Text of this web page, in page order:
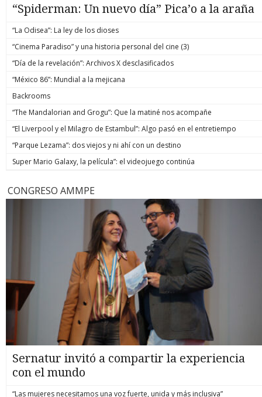
“Spiderman: Un nuevo día” Pica’o a la araña
“La Odisea”: La ley de los dioses
“Cinema Paradiso” y una historia personal del cine (3)
“Día de la revelación”: Archivos X desclasificados
“México 86”: Mundial a la mejicana
Backrooms
“The Mandalorian and Grogu”: Que la matiné nos acompañe
“El Liverpool y el Milagro de Estambul”: Algo pasó en el entretiempo
“Parque Lezama”: dos viejos y ni ahí con un destino
Super Mario Galaxy, la película”: el videojuego continúa
CONGRESO AMMPE
Sernatur invitó a compartir la experiencia
con el mundo
“Las mujeres necesitamos una voz fuerte, unida y más inclusiva”